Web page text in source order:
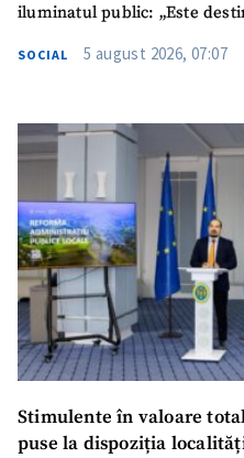
iluminatul public: „Este
SOCIAL 5 august 2026, 07:07
Stimulente în valoare
puse la dispoziția